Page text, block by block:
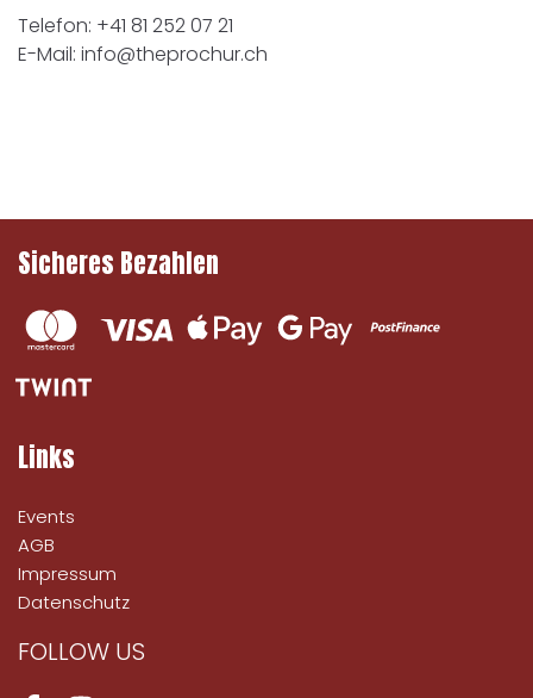
Telefon: +41 81 252 07 21
E-Mail: info@theprochur.ch
Sicheres Bezahlen
Links
Events
AGB
Impressum
Datenschutz
FOLLOW US